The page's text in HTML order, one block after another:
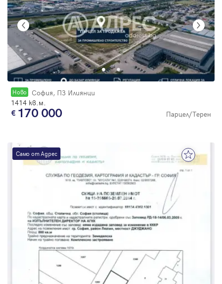
Новo
София, ПЗ Илиянци
1414 кв.м.
170 000 Парцел/Терен
Само от Адрес